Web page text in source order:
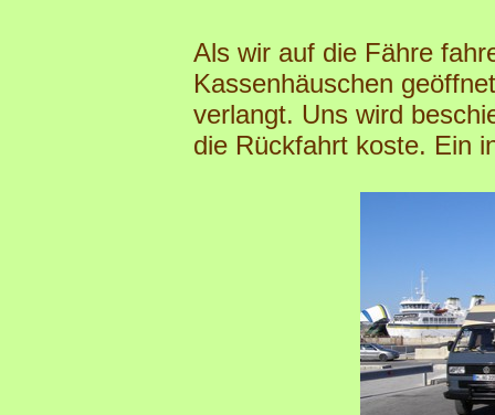
Als wir auf die Fähre
Kassenhäuschen
verlangt. Uns wird
die Rückfahrt koste. Ein